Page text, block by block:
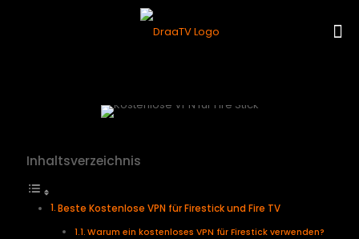
Inhaltsverzeichnis
Beste Kostenlose VPN für Firestick und Fire TV
Warum ein kostenloses VPN für Firestick verwenden?